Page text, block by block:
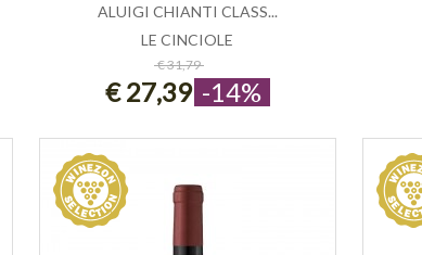
ESAURITO
ALUIGI CHIANTI CLASS...
LE CINCIOLE
€ 31,79
€ 27,39 -14%